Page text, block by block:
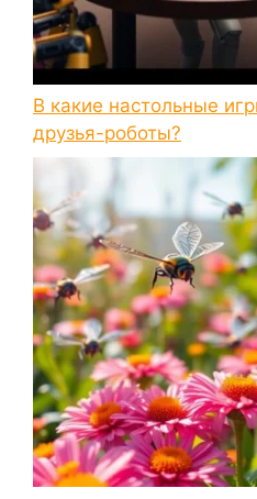
В какие настольные
друзья-роботы?